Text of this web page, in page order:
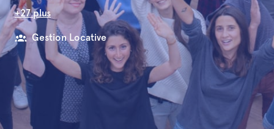
+27 plus
Gestion Locative